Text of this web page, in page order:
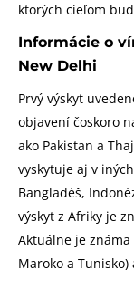
ktorých cieľom
Informácie o
New Delhi
Prvý výskyt
objavení čoskoro
ako Pakistan a
vyskytuje aj v
Bangladéš,
výskyt z Afriky je
Aktuálne je
Maroko a Tunisko)